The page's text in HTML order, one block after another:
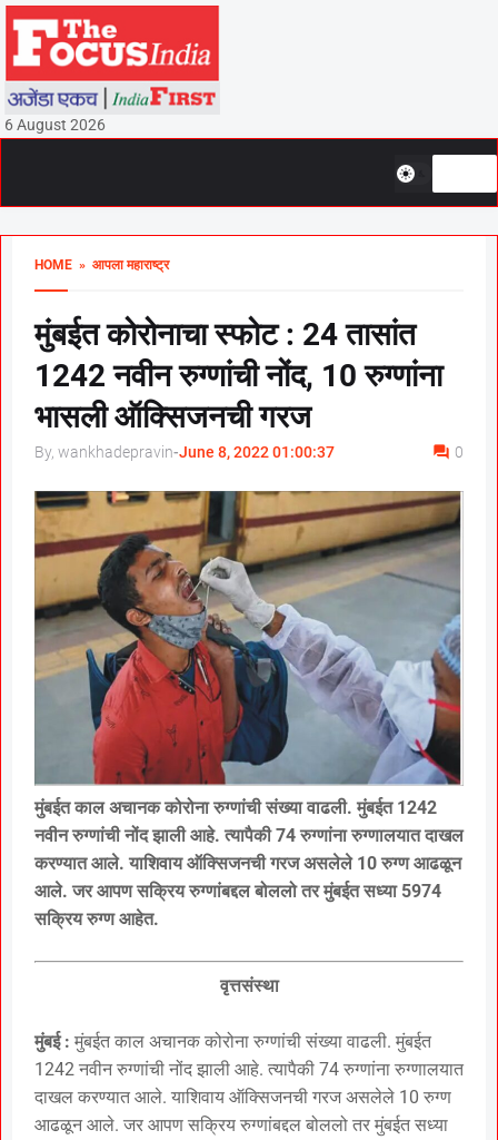
6 August 2026
HOME » आपला महाराष्ट्र
मुंबईत कोरोनाचा स्फोट : 24 तासांत
1242 नवीन रुग्णांची नोंद, 10 रुग्णांना
भासली ऑक्सिजनची गरज
By, wankhadepravin-June 8, 2022 01:00:37 0
मुंबईत काल अचानक कोरोना रुग्णांची संख्या वाढली. मुंबईत 1242
नवीन रुग्णांची नोंद झाली आहे. त्यापैकी 74 रुग्णांना रुग्णालयात दाखल
करण्यात आले. याशिवाय ऑक्सिजनची गरज असलेले 10 रुग्ण आढळून
आले. जर आपण सक्रिय रुग्णांबद्दल बोललो तर मुंबईत सध्या 5974
सक्रिय रुग्ण आहेत.
वृत्तसंस्था
मुंबई : मुंबईत काल अचानक कोरोना रुग्णांची संख्या वाढली. मुंबईत
1242 नवीन रुग्णांची नोंद झाली आहे. त्यापैकी 74 रुग्णांना रुग्णालयात
दाखल करण्यात आले. याशिवाय ऑक्सिजनची गरज असलेले 10 रुग्ण
आढळून आले. जर आपण सक्रिय रुग्णांबद्दल बोललो तर मुंबईत सध्या